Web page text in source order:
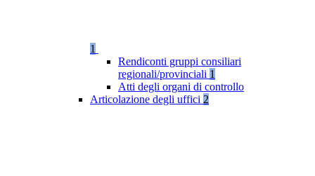
1
Rendiconti gruppi consiliari
regionali/provinciali 1
Atti degli organi di controllo
Articolazione degli uffici 2